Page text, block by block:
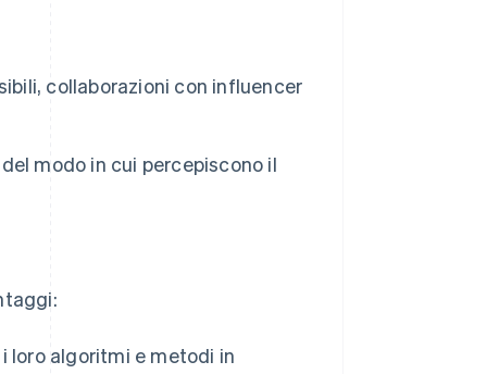
collaborazioni con influencer
modo in cui percepiscono il
loro algoritmi e metodi in